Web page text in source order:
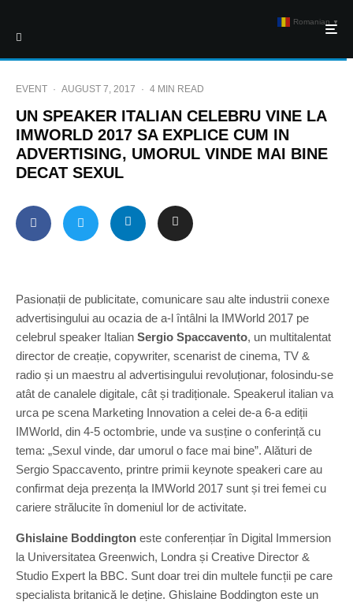
EVENT · AUGUST 7, 2017 · 4 MIN READ
UN SPEAKER ITALIAN CELEBRU VINE LA
IMWORLD 2017 SA EXPLICE CUM IN
ADVERTISING, UMORUL VINDE MAI BINE
DECAT SEXUL
Pasionații de publicitate, comunicare sau alte industrii conexe
advertisingului au ocazia de a-l întâlni la IMWorld 2017 pe
celebrul speaker Italian Sergio Spaccavento, un multitalentat
director de creație, copywriter, scenarist de cinema, TV &
radio și un maestru al advertisingului revoluționar, folosindu-se
atât de canalele digitale, cât și tradiționale. Speakerul italian va
urca pe scena Marketing Innovation a celei de-a 6-a ediții
IMWorld, din 4-5 octombrie, unde va susține o conferință cu
tema: „Sexul vinde, dar umorul o face mai bine”. Alături de
Sergio Spaccavento, printre primii keynote speakeri care au
confirmat deja prezența la IMWorld 2017 sunt și trei femei cu
cariere strălucite în domeniul lor de activitate.
Ghislaine Boddington este conferențiar în Digital Immersion
la Universitatea Greenwich, Londra și Creative Director &
Studio Expert la BBC. Sunt doar trei din multele funcții pe care
specialista britanică le deține. Ghislaine Boddington este un
Romanian ▼